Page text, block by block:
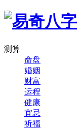
测算
命盘
婚姻
财富
运程
健康
宜忌
祈福